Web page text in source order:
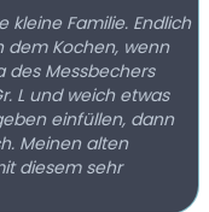
kleine Familie. Endlich
dem Kochen, wenn
des Messbechers
L und weich etwas
einfüllen, dann
Meinen alten
diesem sehr